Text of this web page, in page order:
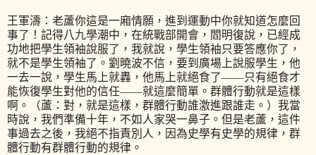
王軍濤：老蘆你這是一廂情願，進到運動中你就知道怎麼回
事了！記得八九學潮中，在統戰部開會，閻明復說，已經成
功地把學生領袖說服了，我就說，學生領袖只要答應你了，
就不是學生領袖了。劉曉波不信，要到廣場上說服學生，他
一去一說，學生馬上就轟，他馬上就絕食了——只有絕食才
能恢復學生對他的信任——就這麼簡單。群體行動就是這樣
啊。（蘆：對，就是這樣，群體行動誰激進跟誰走。）我當
時說，我們準備十年，不如人家哭一鼻子。但是老蘆，這件
事過去之後，我絕不指責別人，因為史學有史學的規律，群
體行動有群體行動的規律。